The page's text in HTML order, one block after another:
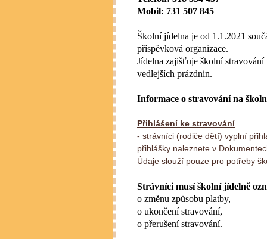
Mobil: 731 507 845
Školní jídelna je od 1.1.2021
příspěvková organizace.
Jídelna zajišťuje školní
vedlejších prázdnin.
Informace o stravování na
Přihlášení ke stravování
- strávníci (rodiče dětí) vyplní
přihlášky naleznete v
Údaje slouží pouze pro potřeby
Strávníci musí školní jídelně
o změnu způsobu platby,
o ukončení stravování,
o přerušení stravování.